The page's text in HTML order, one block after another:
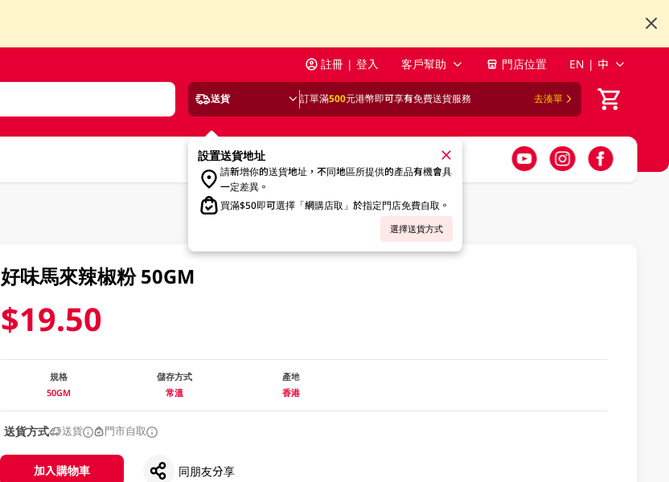
註冊 | 登入 客戶幫助 門店位置 EN | 中
送貨 訂單滿500元港幣即可享有免費送貨服務 去湊單
設置送貨地址
請新增你的送貨地址，不同地區所提供的產品有機會具
一定差異。
買滿$50即可選擇「網購店取」於指定門店免費自取。
選擇送貨方式
好味馬來辣椒粉 50GM
$19.50
規格
50GM
儲存方式
常溫
產地
香港
送貨方式 送貨 門市自取
加入購物車 同朋友分享